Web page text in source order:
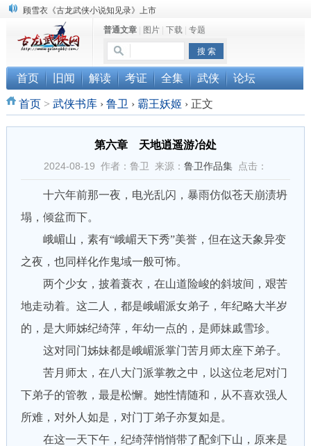
“武侠书库”查缺补漏活动圆满结束
《古龙小说原貌探究》修订版已上市
顾雪衣《古龙武侠小说知见录》上市
普通文章| 图片| 下载| 专题
首页 旧闻 解读 考证 全集 武侠 论坛
首页> 武侠书库 › 鲁卫 › 霸王妖姬 ›正文
第六章 天地逍遥游冶处
2024-08-19 作者：鲁卫 来源： 鲁卫作品集点击：
十六年前那一夜，电光乱闪，暴雨仿似苍天崩渍坍
塌，倾盆而下。
峨嵋山，素有“峨嵋天下秀”美誉，但在这天象异变
之夜，也同样化作鬼域一般可怖。
两个少女，披着蓑衣，在山道险峻的斜坡间，艰苦
地走动着。这二人，都是峨嵋派女弟子，年纪略大半岁
的，是大师姊纪绮萍，年幼一点的，是师妹戚雪珍。
这对同门姊妹都是峨嵋派掌门苦月师太座下弟子。
苦月师太，在八大门派掌教之中，以这位老尼对门
下弟子的管教，最是松懈。她性情随和，从不喜欢强人
所难，对外人如是，对门丁弟子亦复如是。
在这一天下午，纪绮萍悄悄带了配剑下山，原来是